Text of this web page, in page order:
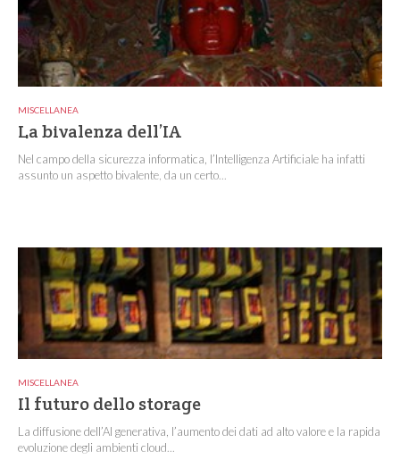
MISCELLANEA
La bivalenza dell’IA
Nel campo della sicurezza informatica, l’Intelligenza Artificiale ha infatti
assunto un aspetto bivalente, da un certo...
MISCELLANEA
Il futuro dello storage
La diffusione dell’AI generativa, l’aumento dei dati ad alto valore e la rapida
evoluzione degli ambienti cloud...